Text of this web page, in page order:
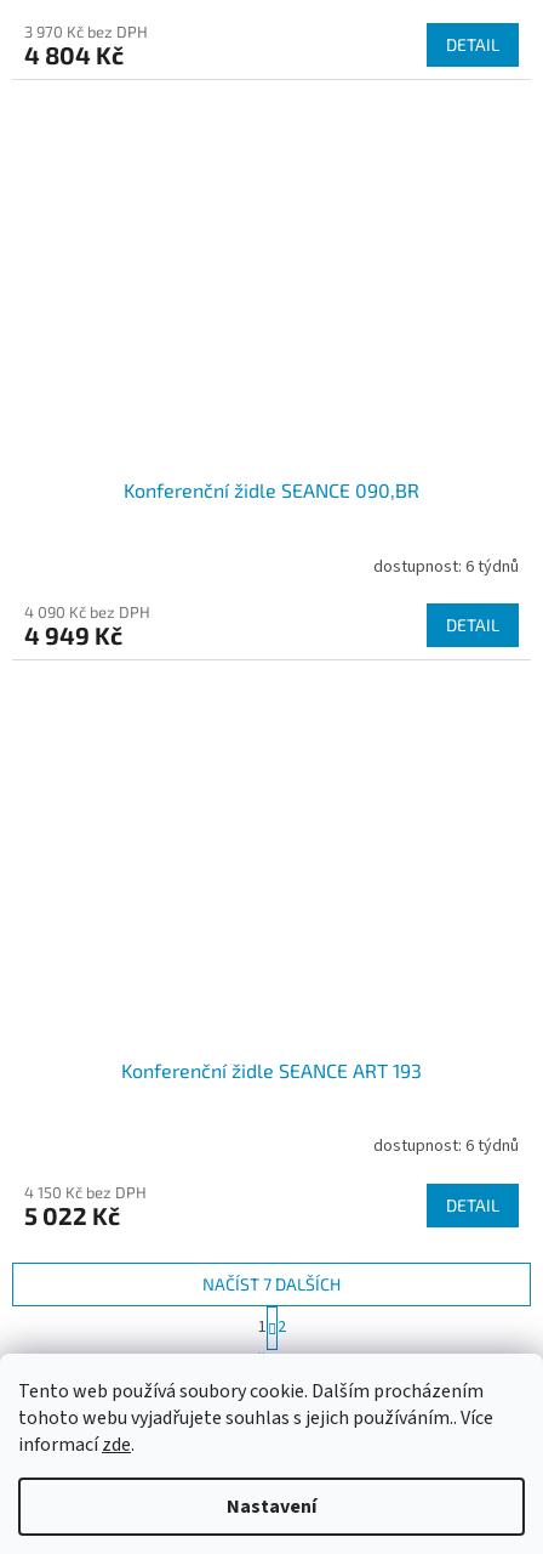
Tento web používá soubory cookie. Dalším procházením
tohoto webu vyjadřujete souhlas s jejich používáním.. Více
informacízde.
Nastavení
3 970 Kč bez DPH
4 804 Kč DETAIL
Konferenční židle SEANCE 090,BR
dostupnost: 6 týdnů
4 090 Kč bez DPH
4 949 Kč DETAIL
Konferenční židle SEANCE ART 193
dostupnost: 6 týdnů
4 150 Kč bez DPH
5 022 Kč DETAIL
O
l
á
c
í
p
NAČÍST 7 DALŠÍCH
S
t
r
n
k
á
n
1 2
19položek celkem
NAHORU
Vytvořil Shoptet